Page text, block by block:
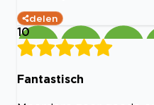
delen
10
Fantastisch